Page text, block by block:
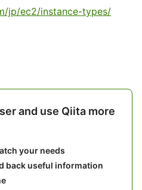
jp/ec2/instance-types/
and use Qiita more
your needs
back useful information